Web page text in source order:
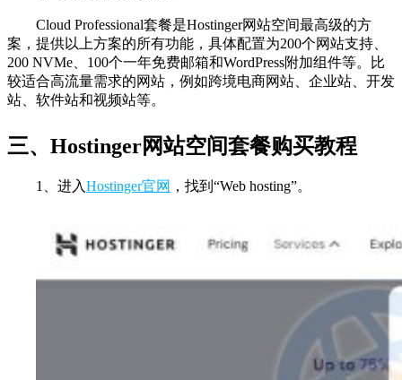
Cloud Professional套餐是Hostinger网站空间最高级的方
案，提供以上方案的所有功能，具体配置为200个网站支持、
200 NVMe、100个一年免费邮箱和WordPress附加组件等。比
较适合高流量需求的网站，例如跨境电商网站、企业站、开发
站、软件站和视频站等。
三、Hostinger网站空间套餐购买教程
1、进入Hostinger官网 ，找到“Web hosting”。